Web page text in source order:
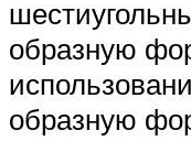
образную
образную